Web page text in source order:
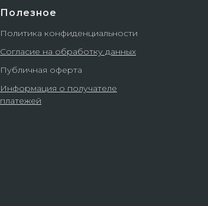
Полезное
Политика конфиденциальности
Согласие на обработку данных
Публичная оферта
Информация о получателе
платежей